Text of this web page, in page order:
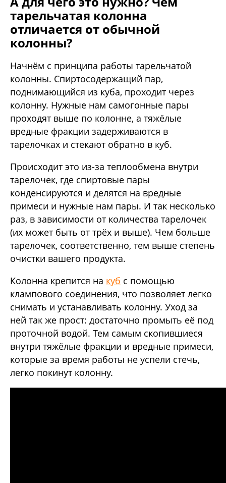
тарельчатая колонна
отличается от обычной
колонны?
Начнём с принципа работы тарельчатой
колонны. Спиртосодержащий пар,
поднимающийся из куба, проходит через
колонну. Нужные нам самогонные пары
проходят выше по колонне, а тяжёлые
вредные фракции задерживаются в
тарелочках и стекают обратно в куб.
Происходит это из-за теплообмена внутри
тарелочек, где спиртовые пары
конденсируются и делятся на вредные
примеси и нужные нам пары. И так несколько
раз, в зависимости от количества тарелочек
(их может быть от трёх и выше). Чем больше
тарелочек, соответственно, тем выше степень
очистки вашего продукта.
Колонна крепится на куб с помощью
клампового соединения, что позволяет легко
снимать и устанавливать колонну. Уход за
ней так же прост: достаточно промыть её под
проточной водой. Тем самым скопившиеся
внутри тяжёлые фракции и вредные примеси,
которые за время работы не успели стечь,
легко покинут колонну.